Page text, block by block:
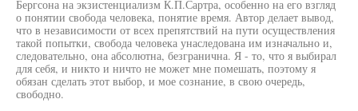
Бергсона на экзистенциализм К.П.Сартра, особенно на его взгляд
о понятии свобода человека, понятие время. Автор делает вывод,
что в независимости от всех препятствий на пути осуществления
такой попытки, свобода человека унаследована им изначально и,
следовательно, она абсолютна, безгранична. Я - то, что я выбирал
для себя, и никто и ничто не может мне помешать, поэтому я
обязан сделать этот выбор, и мое сознание, в свою очередь,
свободно.